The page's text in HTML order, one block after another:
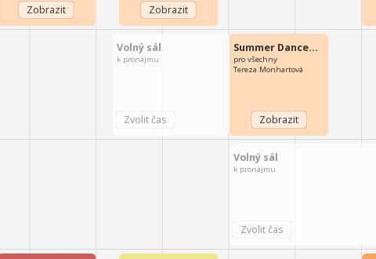
Volný sál
k pronájmu
Summer Dance…
pro všechny
Tereza Monhartová
Volný sál
k pronájmu